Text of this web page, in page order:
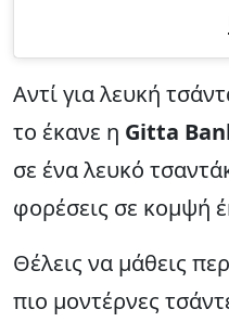
Αντί για λευκή
το έκανε η Gitta
σε ένα λευκό
φορέσεις σε κομψή
Θέλεις να μάθεις
πιο μοντέρνες